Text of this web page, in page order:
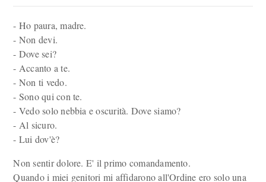
- Ho paura, madre.
- Non devi.
- Dove sei?
- Accanto a te.
- Non ti vedo.
- Sono qui con te.
- Vedo solo nebbia e oscurità. Dove siamo?
- Al sicuro.
- Lui dov'è?
Non sentir dolore. E' il primo comandamento.
Quando i miei genitori mi affidarono all'Ordine ero solo una